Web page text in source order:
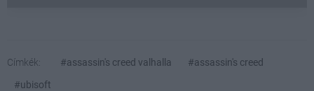
Címkék: #assassin's creed valhalla
#assassin's creed
#ubisoft